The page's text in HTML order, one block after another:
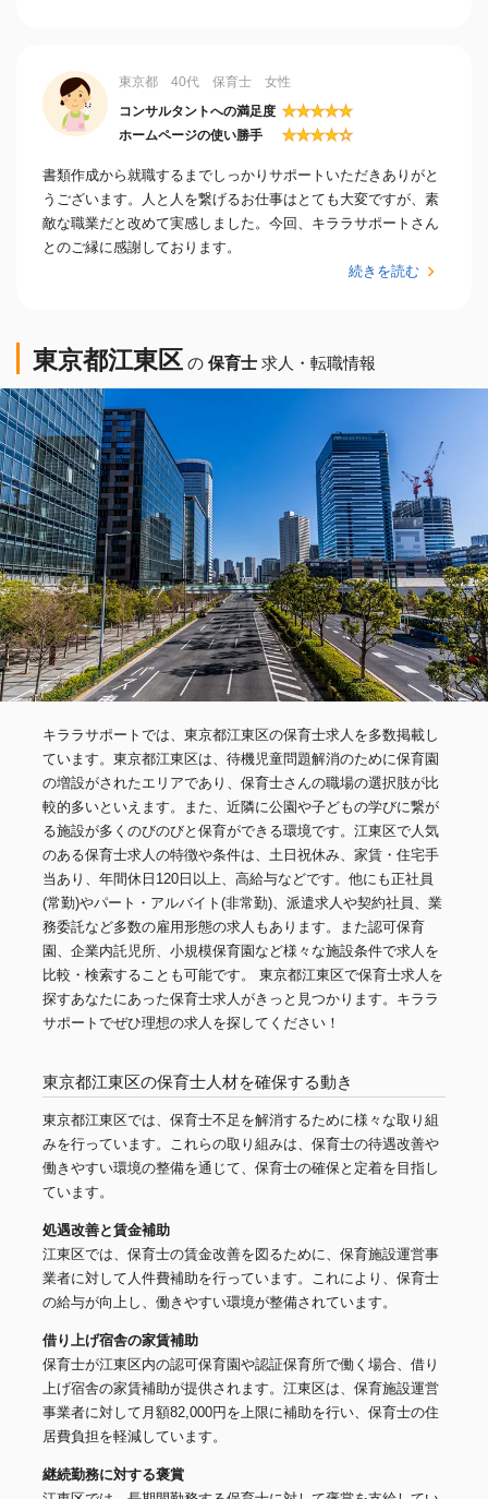
東京都 40代 保育士 女性
コンサルタントへの満足度 ★★★★★
ホームページの使い勝手 ★★★★☆
書類作成から就職するまでしっかりサポートいただきありがと
うございます。人と人を繋げるお仕事はとても大変ですが、素
敵な職業だと改めて実感しました。今回、キララサポートさん
とのご縁に感謝しております。
続きを読む
東京都江東区 の 保育士 求人・転職情報
キララサポートでは、東京都江東区の保育士求人を多数掲載し
ています。東京都江東区は、待機児童問題解消のために保育園
の増設がされたエリアであり、保育士さんの職場の選択肢が比
較的多いといえます。また、近隣に公園や子どもの学びに繋が
る施設が多くのびのびと保育ができる環境です。江東区で人気
のある保育士求人の特徴や条件は、土日祝休み、家賃・住宅手
当あり、年間休日120日以上、高給与などです。他にも正社員
(常勤)やパート・アルバイト(非常勤)、派遣求人や契約社員、業
務委託など多数の雇用形態の求人もあります。また認可保育
園、企業内託児所、小規模保育園など様々な施設条件で求人を
比較・検索することも可能です。 東京都江東区で保育士求人を
探すあなたにあった保育士求人がきっと見つかります。キララ
サポートでぜひ理想の求人を探してください！
東京都江東区の保育士人材を確保する動き
東京都江東区では、保育士不足を解消するために様々な取り組
みを行っています。これらの取り組みは、保育士の待遇改善や
働きやすい環境の整備を通じて、保育士の確保と定着を目指し
ています。
処遇改善と賃金補助
江東区では、保育士の賃金改善を図るために、保育施設運営事
業者に対して人件費補助を行っています。これにより、保育士
の給与が向上し、働きやすい環境が整備されています。
借り上げ宿舎の家賃補助
保育士が江東区内の認可保育園や認証保育所で働く場合、借り
上げ宿舎の家賃補助が提供されます。江東区は、保育施設運営
事業者に対して月額82,000円を上限に補助を行い、保育士の住
居費負担を軽減しています。
継続勤務に対する褒賞